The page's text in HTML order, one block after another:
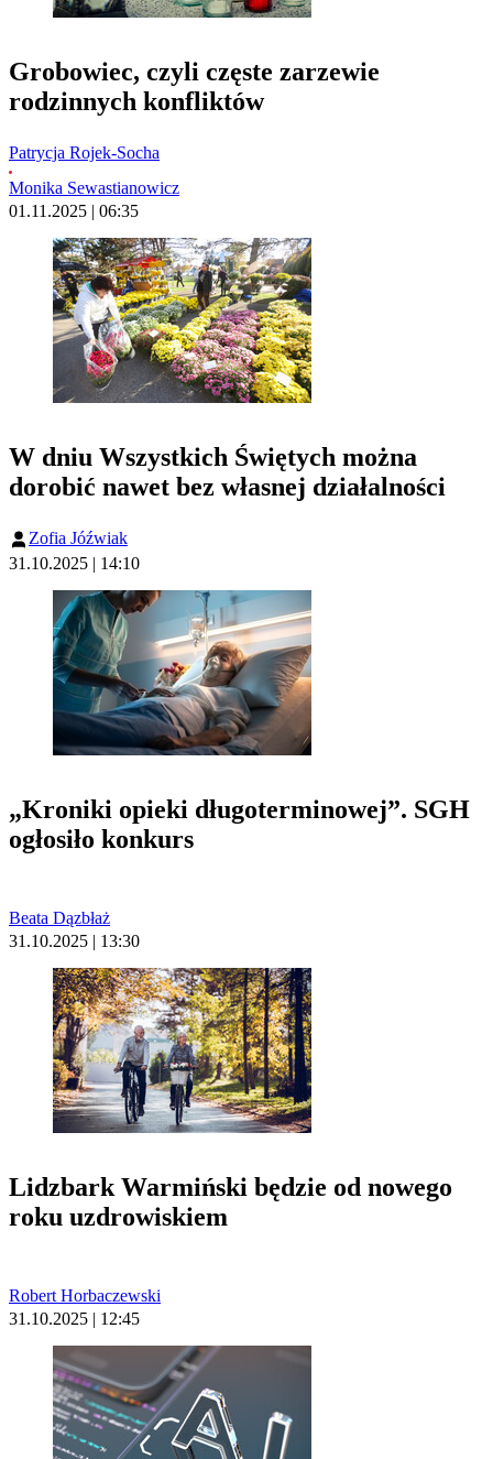
Grobowiec, czyli częste zarzewie
rodzinnych konfliktów
Patrycja Rojek-Socha
Monika Sewastianowicz
01.11.2025 | 06:35
W dniu Wszystkich Świętych można
dorobić nawet bez własnej działalności
Zofia Jóźwiak
31.10.2025 | 14:10
„Kroniki opieki długoterminowej”. SGH
ogłosiło konkurs
Beata Dązbłaż
31.10.2025 | 13:30
Lidzbark Warmiński będzie od nowego
roku uzdrowiskiem
Robert Horbaczewski
31.10.2025 | 12:45